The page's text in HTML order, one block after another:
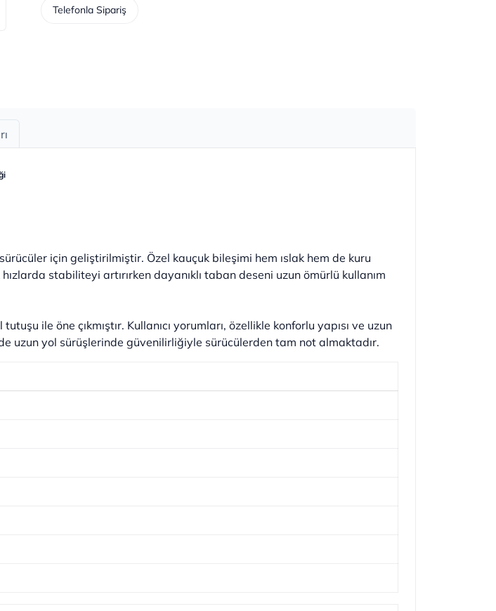
Telefonla Sipariş
için geliştirilmiştir. Özel kauçuk bileşimi hem ıslak hem de kuru
stabiliteyi artırırken dayanıklı taban deseni uzun ömürlü kullanım
ile öne çıkmıştır. Kullanıcı yorumları, özellikle konforlu yapısı ve uzun
uzun yol sürüşlerinde güvenilirliğiyle sürücülerden tam not almaktadır.